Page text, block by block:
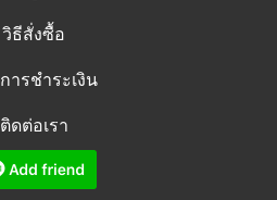
วิธีสั่งซื้อ
ารชำระเงิน
ติดต่อเรา